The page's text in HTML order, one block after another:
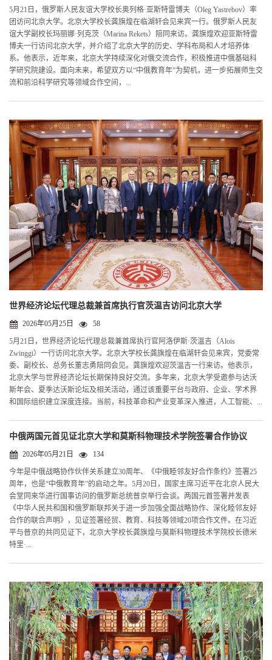
5月21日，俄罗斯人民友谊大学校长奥列格·亚斯特雷博夫（Oleg Yastrebov）率
团访问北京大学。北京大学校长龚旗煌在临湖轩会见来宾一行。俄罗斯人民友
谊大学副校长玛丽娜·列克茨（Marina Rekets）陪同来访。龚旗煌欢迎亚斯特雷
博夫一行访问北京大学，并介绍了北京大学的历史、学科布局和人才培养体
系。他表示，近年来，北京大学持续深化对俄交流合作，积极推进中俄基础科
学研究院建设。面向未来，希望双方以“中俄教育年”为契机，进一步拓展师生交
流和前沿科学研究等领域合作空间，...
世界经济论坛代理总裁兼首席执行官茨温吉访问北京大学
2026年05月25日 58
5月21日，世界经济论坛代理总裁兼首席执行官阿洛伊斯·茨温吉（Alois
Zwinggi）一行访问北京大学。北京大学校长龚旗煌在临湖轩会见来宾，党委常
委、副校长、总务长董志勇陪同会见。龚旗煌欢迎茨温吉一行来访。他表示，
北京大学与世界经济论坛长期保持良好交流。多年来，北京大学受邀参与达沃
斯年会、夏季达沃斯论坛及相关活动，通过该重要平台与政府、企业、学术界
和国际组织建立深度连接。当前，科技革命和产业变革深入推进，人工智能、...
中俄两国元首见证北京大学和莫斯科物理技术学院签署合作协议
2026年05月21日 134
今年是中俄战略协作伙伴关系建立30周年、《中俄睦邻友好合作条约》签署25
周年，也是“中俄教育年”的启动之年。5月20日，国家主席习近平在北京人民大
会堂同来华进行国事访问的俄罗斯总统普京举行会谈。两国元首签署并发表
《中华人民共和国和俄罗斯联邦关于进一步加强全面战略协作、深化睦邻友好
合作的联合声明》，见证签署经贸、教育、科技等领域20项合作文件。在习近
平与普京的共同见证下，北京大学校长龚旗煌与莫斯科物理技术学院校长德米
特里·...